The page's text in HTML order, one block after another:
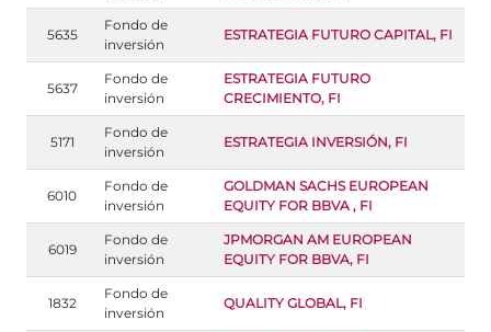
5635
Fondo de
inversión
ESTRATEGIA FUTURO CAPITAL, FI
5637
Fondo de
inversión
ESTRATEGIA FUTURO
CRECIMIENTO, FI
5171
Fondo de
inversión
ESTRATEGIA INVERSIÓN, FI
6010
Fondo de
inversión
GOLDMAN SACHS EUROPEAN
EQUITY FOR BBVA , FI
6019
Fondo de
inversión
JPMORGAN AM EUROPEAN
EQUITY FOR BBVA, FI
1832
Fondo de
inversión
QUALITY GLOBAL, FI